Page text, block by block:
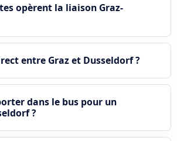
opèrent la liaison Graz-
entre Graz et Dusseldorf ?
dans le bus pour un
?